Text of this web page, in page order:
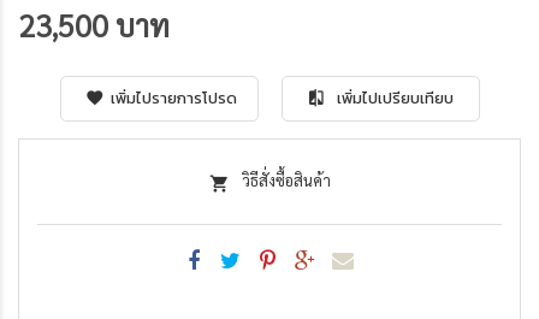
23,500 บาท
เพิ่มไปรายการโปรด เพิ่มไปเปรียบเทียบ
วิธีสั่งซื้อสินค้า